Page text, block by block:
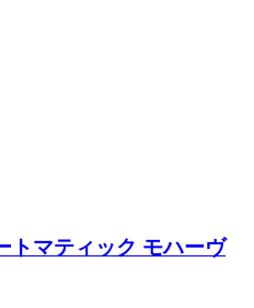
トマティック モハーヴ